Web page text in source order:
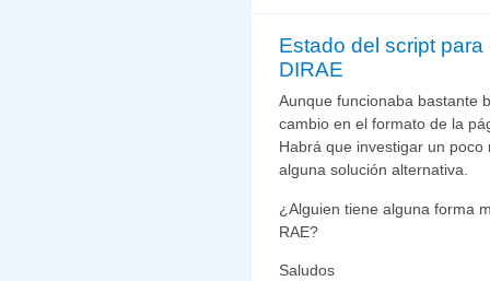
Estado del script para
DIRAE
Aunque funcionaba bastante
cambio en el formato de la
Habrá que investigar un
alguna solución alternativa.
¿Alguien tiene alguna forma
RAE?
Saludos